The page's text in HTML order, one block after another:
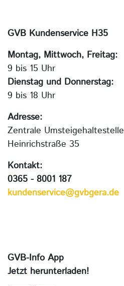
GVB Kundenservice H35
Montag, Mittwoch, Freitag:
9 bis 15 Uhr
Dienstag und Donnerstag:
9 bis 18 Uhr
Adresse:
Zentrale Umsteigehaltestelle
Heinrichstraße 35
Kontakt:
0365 - 8001 187
kundenservice@gvbgera.de
GVB-Info App
Jetzt herunterladen!